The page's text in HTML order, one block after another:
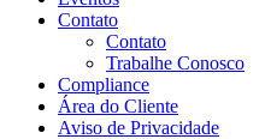
Contato
Contato
Trabalhe Conosco
Compliance
Área do Cliente
Aviso de Privacidade